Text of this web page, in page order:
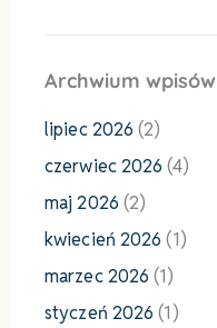
Archwium wpisów
lipiec 2026 (2)
czerwiec 2026 (4)
maj 2026 (2)
kwiecień 2026 (1)
marzec 2026 (1)
styczeń 2026 (1)